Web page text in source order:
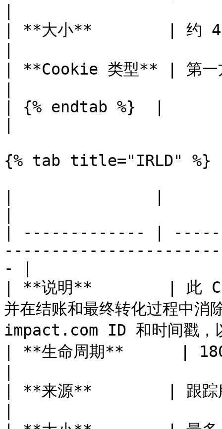
| **大小**        | 约 40
| **Cookie 类型** | 第一
| {% endtab %}  |
{% tab title="IRLD" %}
| ------------- |
- |
| **说明**        | 此
并在结账和最终转化过程中消
impact.com ID 和时间戳，
| **生命周期**      |
| **来源**        | 跟踪